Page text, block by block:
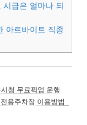
시급은 얼마나 되
아르바이트 직종
청 무료픽업 운행
용주차장 이용방법